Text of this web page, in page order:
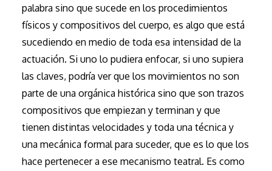
palabra sino que sucede en los procedimientos
físicos y compositivos del cuerpo, es algo que está
sucediendo en medio de toda esa intensidad de la
actuación. Si uno lo pudiera enfocar, si uno supiera
las claves, podría ver que los movimientos no son
parte de una orgánica histórica sino que son trazos
compositivos que empiezan y terminan y que
tienen distintas velocidades y toda una técnica y
una mecánica formal para suceder, que es lo que los
hace pertenecer a ese mecanismo teatral. Es como